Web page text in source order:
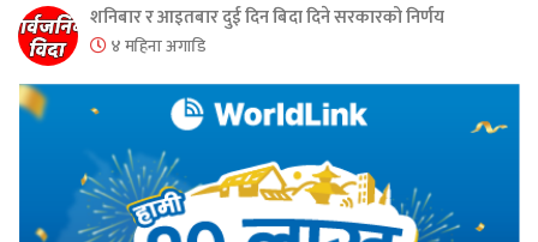
शनिबार र आइतबार दुई दिन बिदा दिने सरकारको निर्णय
४ महिना अगाडि